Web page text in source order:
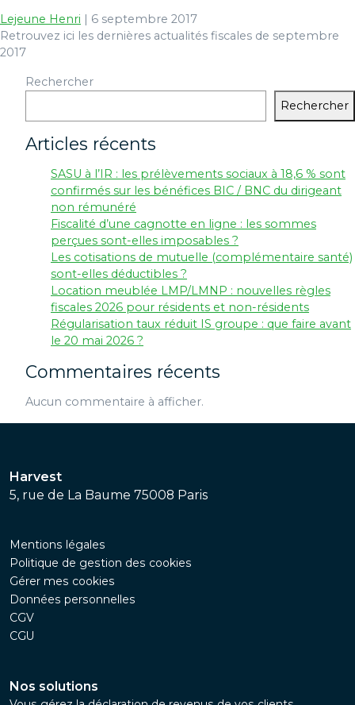
Lejeune Henri | 6 septembre 2017
Retrouvez ici les dernières actualités fiscales de septembre
2017
Rechercher
Rechercher
Articles récents
SASU à l’IR : les prélèvements sociaux à 18,6 % sont
confirmés sur les bénéfices BIC / BNC du dirigeant
non rémunéré
Fiscalité d’une cagnotte en ligne : les sommes
perçues sont-elles imposables ?
Les cotisations de mutuelle (complémentaire santé)
sont-elles déductibles ?
Location meublée LMP/LMNP : nouvelles règles
fiscales 2026 pour résidents et non-résidents
Régularisation taux réduit IS groupe : que faire avant
le 20 mai 2026 ?
Commentaires récents
Aucun commentaire à afficher.
Harvest
5, rue de La Baume 75008 Paris
Mentions légales
Politique de gestion des cookies
Gérer mes cookies
Données personnelles
CGV
CGU
Nos solutions